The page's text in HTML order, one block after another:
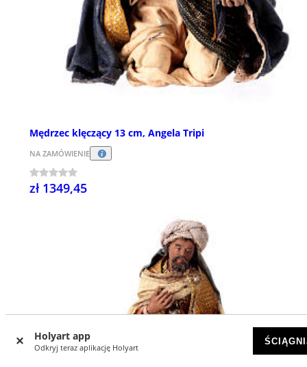
Holyart app
Odkryj teraz aplikację Holyart
Mędrzec klęczący 13 cm, Angela Tripi
NA ZAMÓWIENIE
zł 1349,45